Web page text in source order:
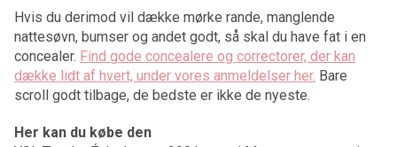
Hvis du derimod vil dække mørke rande, manglende
nattesøvn, bumser og andet godt, så skal du have fat i en
concealer. Find gode concealere og correctorer, der kan
dække lidt af hvert, under vores anmeldelser her. Bare
scroll godt tilbage, de bedste er ikke de nyeste.
Her kan du købe den